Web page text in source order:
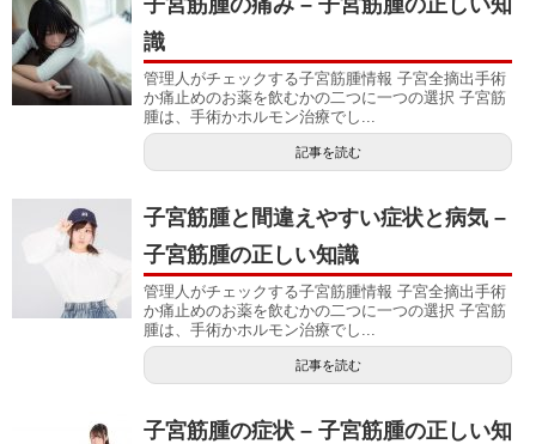
子宮筋腫の痛み – 子宮筋腫の正しい知
識
管理人がチェックする子宮筋腫情報 子宮全摘出手術
か痛止めのお薬を飲むかの二つに一つの選択 子宮筋
腫は、手術かホルモン治療でし...
記事を読む
子宮筋腫と間違えやすい症状と病気 –
子宮筋腫の正しい知識
管理人がチェックする子宮筋腫情報 子宮全摘出手術
か痛止めのお薬を飲むかの二つに一つの選択 子宮筋
腫は、手術かホルモン治療でし...
記事を読む
子宮筋腫の症状 – 子宮筋腫の正しい知